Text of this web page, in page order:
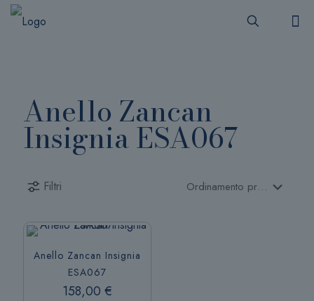
Anello Zancan
Insignia ESA067
Filtri
Anello Zancan Insignia
ESA067
158,00€